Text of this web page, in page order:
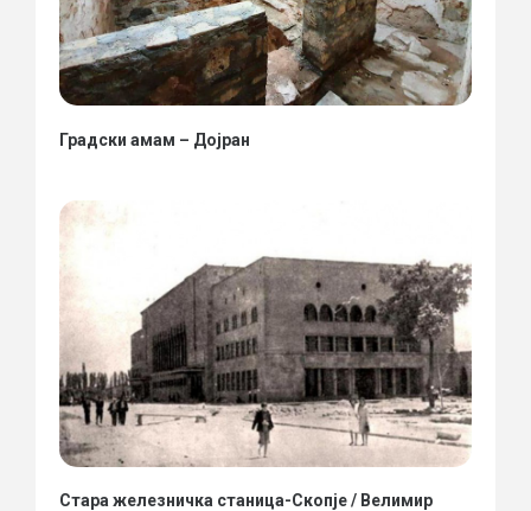
Градски амам – Дојран
Стара железничка станица-Скопје / Велимир